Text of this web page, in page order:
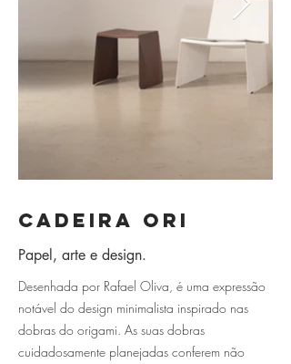
Cadeira Ori
Papel, arte e design.
Desenhada por Rafael Oliva, é uma expressão
notável do design minimalista inspirado nas
dobras do origami. As suas dobras
cuidadosamente planejadas conferem não